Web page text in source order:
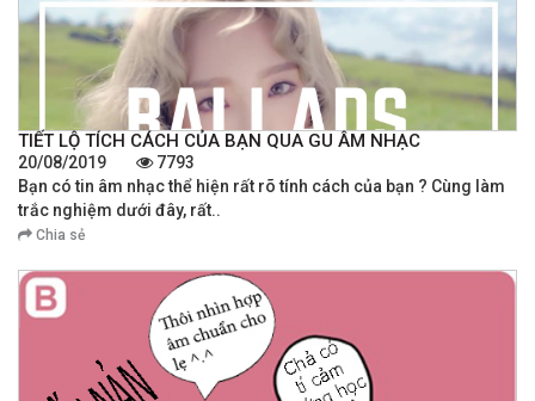
TIẾT LỘ TÍCH CÁCH CỦA BẠN QUA GU ÂM NHẠC
20/08/2019
7793
Bạn có tin âm nhạc thể hiện rất rõ tính cách của bạn ? Cùng làm
trắc nghiệm dưới đây, rất..
Chia sẻ